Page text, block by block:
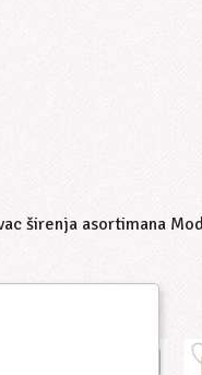
širenja asortimana